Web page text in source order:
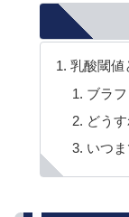
乳酸閾値
ブラ
どう
いつ